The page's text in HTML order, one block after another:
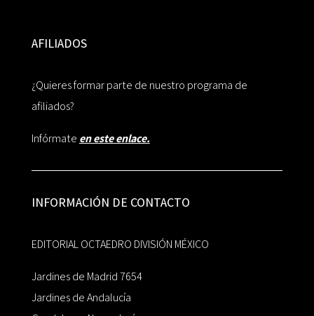
AFILIADOS
¿Quieres formar parte de nuestro programa de
afiliados?
Infórmate en este enlace.
INFORMACIÓN DE CONTACTO
EDITORIAL OCTAEDRO DIVISIÓN MÉXICO
Jardines de Madrid 7654
Jardines de Andalucía